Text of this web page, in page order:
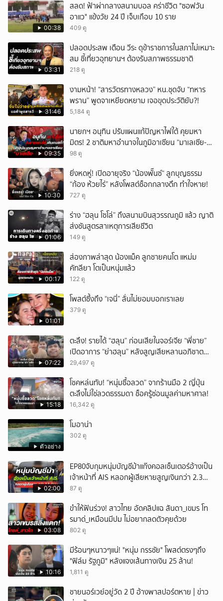
00:38
สลด! ฟ้าผ่ากลางสนามบอล คร่าชีวิต "ซอฟวัน
อาแว" แข้งวัย 24 ปี เจ็บเกือบ 10 ราย
409 ดู
03:31
ปลอดประสพ เตือน วีระ ดุข้าราชการในสภาไม่เหมาะ
สม ชี้เที่ยวอุทยานฯ ต้องรับสภาพธรรมชาติ
218 ดู
31:46
งามหน้า! “สารวัตรทางหลวง” หน.ชุดจับ “ทหาร
พราน” พูดจาเหยียดหยาม เจอขุดประวัติยับ?!
5,184 ดู
09:35
นายกฯ อนุทิน ปรับแผนแก้ปัญหาไฟใต้ คุยมหา
มิตร! 2 ชาติมหาอำนาจในภูมิอาเซียน “มาเลเซีย-
อินโดนีเซีย”
98 ดู
10:30
ยิ่งหดหู่! เปิดอายุจริง “น้องพั๊นซ์“ ลูกบุญธรรม
“ก้อง ห้วยไร่” หลังโพสต์ช็อกกลางดึก ทำใจหาย!
727 ดู
01:06
ร่าง “ฮลุน โซโล่” ถึงสนามบินสุวรรณภูมิ แล้ว ญาติ
ส่งชันสูตรสาเหตุการเสียชีวิต
149 ดู
00:17
ส่องภาพล่าสุด น้องแม็ค ลูกชายคนโต แหม่ม
คัทลียา โตเป็นหนุ่มแล้ว
122 ดู
01:01
โพสต์ซึ้งถึง “เจนี่” ลั่นไม่ยอมบอกเราเลย
379 ดู
07:22
ตะลึง! รายได้ “ฮลุน” ก่อนเสียในจอร์เจีย “พี่ชาย”
เปิดอาการ “ย่าฮลุน” หลังสูญเสียหลานอภิชาต
บุตร!
29,497 ดู
15:18
โชคหล่นทับ! “หนุ่มซื้อลวด” จากร้านมือ 2 ญี่ปุ่น
ตะลึงไม่ใช่ลวดธรรมดา ช็อครู้ซ่อนมูลค่ามหาศาล!
16,342 ดู
ตัวอย่าง
โมอาน่า
302 ดู
02:00
EP80จับกุมหนุ่มบัญชีม้าแก๊งคอลเซ็นเตอร์อ้างเป็น
เจ้าหน้าที่ AIS หลอกผู้เสียหายสูญเงินกว่า 2.3
ล้านบาท
87 ดู
03:08
ขำให้ฟันร่วง! สาวไทย อัดคลิปแฉ สันดา_เขมร โท
รมาด่_เหมือนมีปม ไม่อยากลดตัวคุยด้วย
802 ดู
10:16
มีร้อนๆหนาวๆแน่! "หนุ่ม กรรชัย" โพสต์ตรงๆถึง
"ฟิล์ม รัฐภูมิ" หลังแจงเส้นทางเงิน 25 ล้าน!
1,811 ดู
ชายนอร์เวย์อยู่วัด 2 ปี อ้างพาสปอร์ตหาย | ข่าว